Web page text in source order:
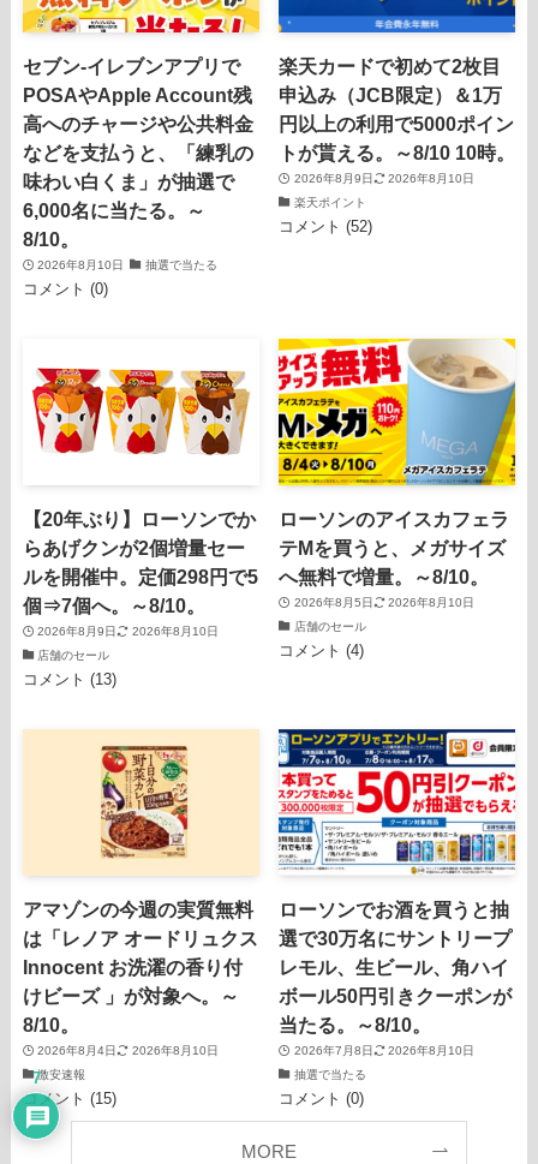
セブン-イレブンアプリで
POSAやApple Account残
高へのチャージや公共料金
などを支払うと、「練乳の
味わい白くま」が抽選で
6,000名に当たる。～
8/10。
2026年8月10日 抽選で当たる
コメント (0)
楽天カードで初めて2枚目
申込み（JCB限定）＆1万
円以上の利用で5000ポイン
トが貰える。～8/10 10時。
2026年8月9日
2026年8月10日
楽天ポイント
コメント (52)
【20年ぶり】ローソンでか
らあげクンが2個増量セー
ルを開催中。定価298円で5
個⇒7個へ。～8/10。
2026年8月9日
2026年8月10日
店舗のセール
コメント (13)
ローソンのアイスカフェラ
テMを買うと、メガサイズ
へ無料で増量。～8/10。
2026年8月5日
2026年8月10日
店舗のセール
コメント (4)
アマゾンの今週の実質無料
は「レノア オードリュクス
Innocent お洗濯の香り付
けビーズ 」が対象へ。～
8/10。
2026年8月4日
2026年8月10日
激安速報
コメント (15)
ローソンでお酒を買うと抽
選で30万名にサントリープ
レモル、生ビール、角ハイ
ボール50円引きクーポンが
当たる。～8/10。
2026年7月8日
2026年8月10日
抽選で当たる
コメント (0)
MORE
7